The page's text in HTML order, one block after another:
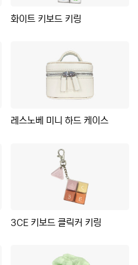
화이트 키보드 키링
레스노베 미니 하드 케이스
3CE 키보드 클릭커 키링